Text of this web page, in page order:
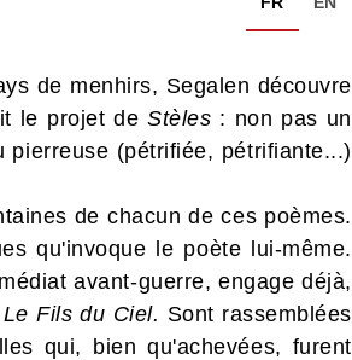
de menhirs, Segalen découvre
le projet deStèles : non pas un
(pétrifiée, pétrifiante...)
de chacun de ces poèmes.
qu'invoque le poète lui-même.
avant-guerre, engage déjà,
Fils du Ciel. Sont rassemblées
qui, bien qu'achevées, furent